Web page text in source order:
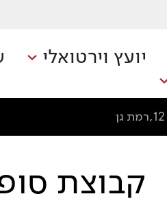
יועץ וירטואלי
קבוצת סופיה-